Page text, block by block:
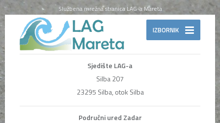
Službena mrežna stranica LAG-a Mareta
IZBORNIK
Sjedište LAG-a
Silba 207
23295 Silba, otok Silba
Područni ured Zadar